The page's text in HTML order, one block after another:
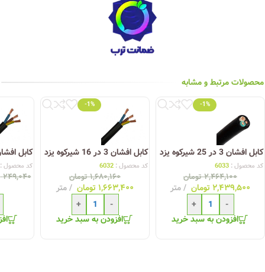
محصولات مرتبط و مشابه
-1%
کابل افشان 3 در 25 شیرکوه یزد
کد محصول : 6033
۲,۴۶۴,۱۰۰ تومان
۲,۴۳۹,۵۰۰ تومان
متر
-
+
افزودن به سبد خرید
-1%
کابل افشان 3 در 16 شیرکوه یزد
کد محصول : 6032
۱,۶۸۰,۱۶۰ تومان
۱,۶۶۳,۴۰۰ تومان
متر
-
+
افزودن به سبد خرید
کابل افشان 3 در 2.5
کد محصول
۲۴۹,۰۴۰